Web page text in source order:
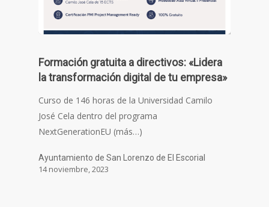
Formación gratuita a directivos: «Lidera
la transformación digital de tu empresa»
Curso de 146 horas de la Universidad Camilo
José Cela dentro del programa
NextGenerationEU (más…)
Ayuntamiento de San Lorenzo de El Escorial
14 noviembre, 2023